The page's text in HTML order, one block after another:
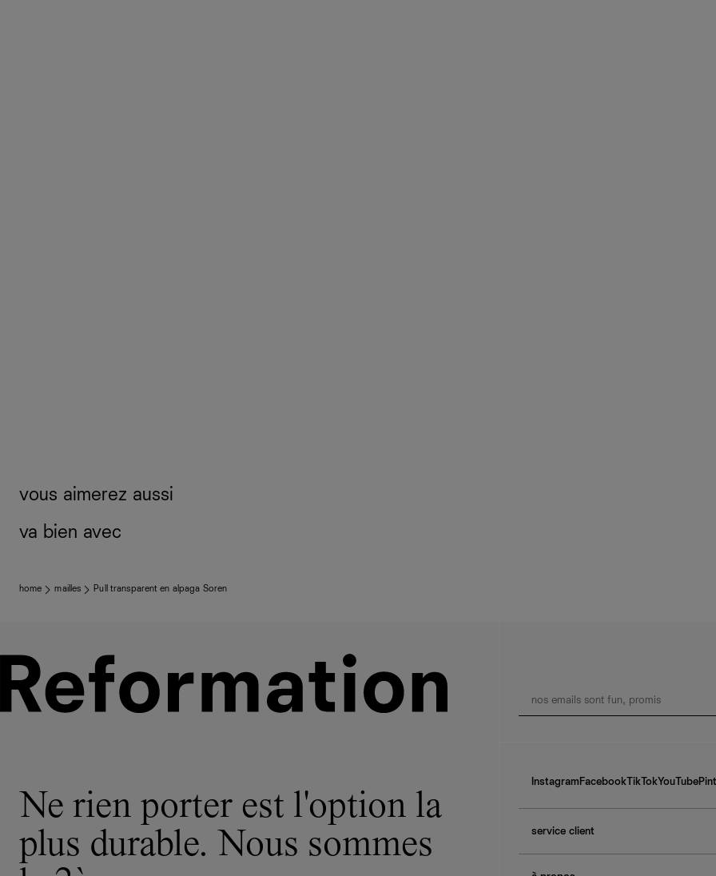
vous aimerez aussi
va bien avec
home mailles Pull transparent en alpaga Soren
Ne rien porter est l'option la
plus durable. Nous sommes
Instagram FacebookTikTokYouTube
service client